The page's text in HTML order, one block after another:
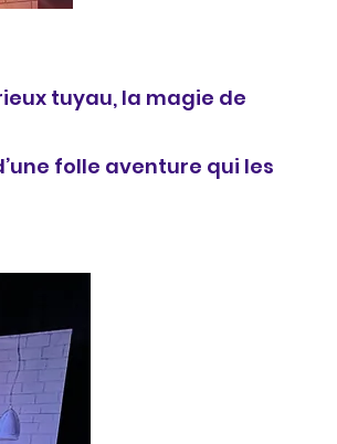
tuyau, la magie de
folle aventure qui les